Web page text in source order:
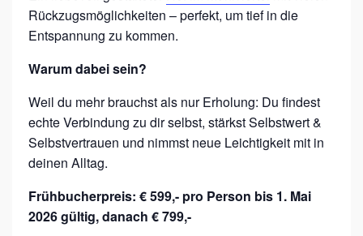
Rückzugsmöglichkeiten – perfekt, um tief in die
Entspannung zu kommen.
Warum dabei sein?
Weil du mehr brauchst als nur Erholung: Du findest
echte Verbindung zu dir selbst, stärkst Selbstwert &
Selbstvertrauen und nimmst neue Leichtigkeit mit in
deinen Alltag.
Frühbucherpreis: € 599,- pro Person bis 1. Mai
2026 gültig, danach € 799,-